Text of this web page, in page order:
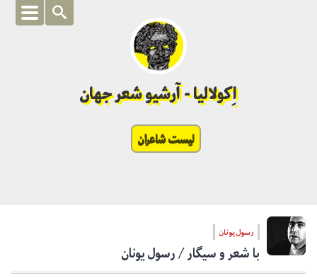
اِکولالیا - آرشیو شعر جهان
لیست شاعران
رسول یونان
با شعر و سیگار / رسول یونان